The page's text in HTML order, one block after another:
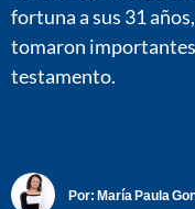
fortuna a sus 31
tomaron
testamento.
Por: María Paula